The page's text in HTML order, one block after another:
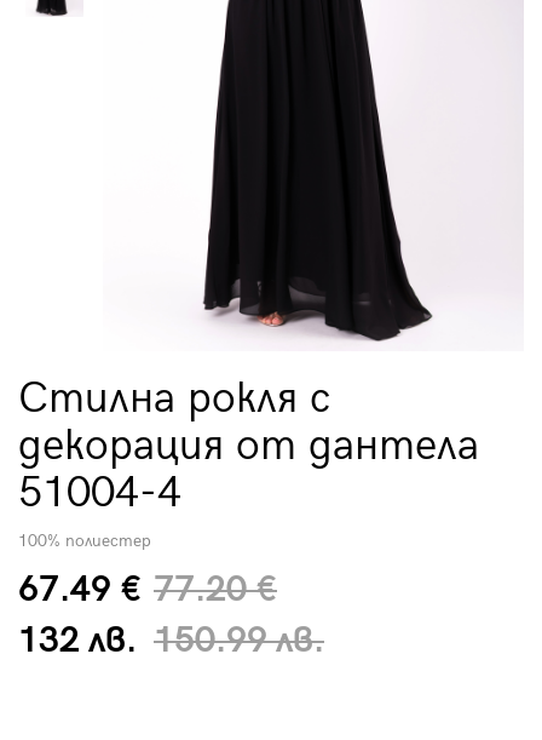
Стилна рокля с
декорация от дантела
51004-4
100% полиестер
67.49 €
132 лв.
77.20 €
150.99 лв.